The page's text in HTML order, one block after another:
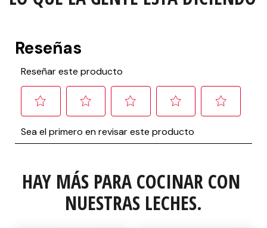
HAY MÁS PARA COCINAR CON
NUESTRAS LECHES.